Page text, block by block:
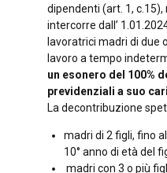
dipendenti (art. 1,
intercorre dall’
lavoratrici madri di due
lavoro a tempo
un esonero del 100%
previdenziali a suo
La decontribuzione
madri di 2 figli, fino
10° anno di età del
madri con 3 o più